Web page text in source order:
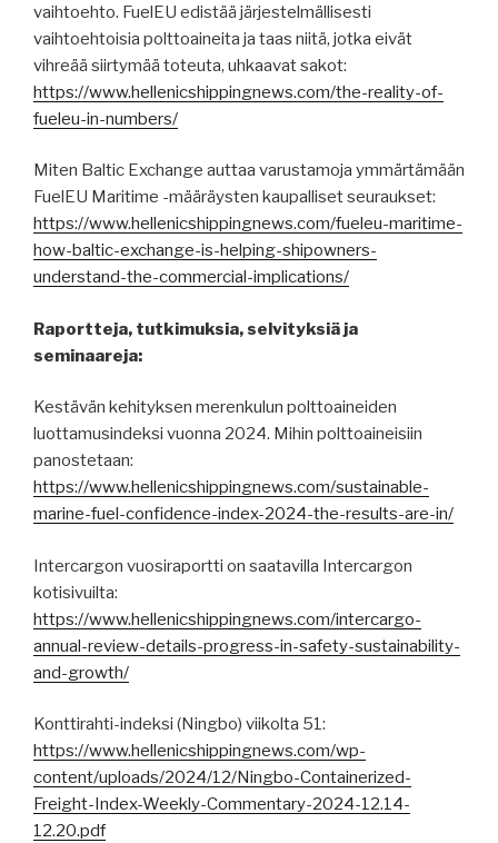
vaihtoehto. FuelEU edistää järjestelmällisesti
vaihtoehtoisia polttoaineita ja taas niitä, jotka eivät
vihreää siirtymää toteuta, uhkaavat sakot:
https://www.hellenicshippingnews.com/the-reality-of-
fueleu-in-numbers/
Miten Baltic Exchange auttaa varustamoja ymmärtämään
FuelEU Maritime -määräysten kaupalliset seuraukset:
https://www.hellenicshippingnews.com/fueleu-maritime-
how-baltic-exchange-is-helping-shipowners-
understand-the-commercial-implications/
Raportteja, tutkimuksia, selvityksiä ja
seminaareja:
Kestävän kehityksen merenkulun polttoaineiden
luottamusindeksi vuonna 2024. Mihin polttoaineisiin
panostetaan:
https://www.hellenicshippingnews.com/sustainable-
marine-fuel-confidence-index-2024-the-results-are-in/
Intercargon vuosiraportti on saatavilla Intercargon
kotisivuilta:
https://www.hellenicshippingnews.com/intercargo-
annual-review-details-progress-in-safety-sustainability-
and-growth/
Konttirahti-indeksi (Ningbo) viikolta 51:
https://www.hellenicshippingnews.com/wp-
content/uploads/2024/12/Ningbo-Containerized-
Freight-Index-Weekly-Commentary-2024-12.14-
12.20.pdf